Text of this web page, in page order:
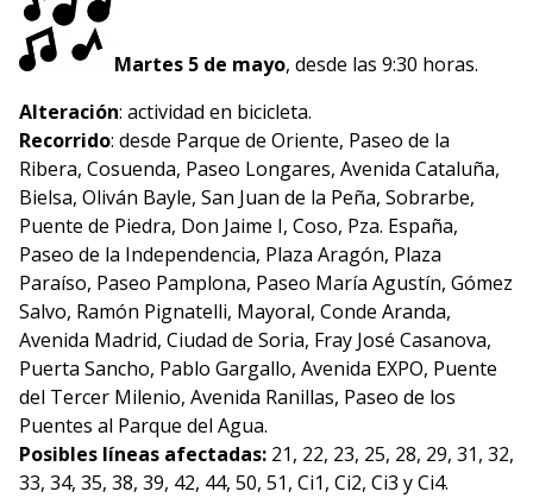
Martes 5 de mayo, desde las 9:30 horas.
Alteración: actividad en bicicleta.
Recorrido: desde Parque de Oriente, Paseo de la
Ribera, Cosuenda, Paseo Longares, Avenida Cataluña,
Bielsa, Oliván Bayle, San Juan de la Peña, Sobrarbe,
Puente de Piedra, Don Jaime I, Coso, Pza. España,
Paseo de la Independencia, Plaza Aragón, Plaza
Paraíso, Paseo Pamplona, Paseo María Agustín, Gómez
Salvo, Ramón Pignatelli, Mayoral, Conde Aranda,
Avenida Madrid, Ciudad de Soria, Fray José Casanova,
Puerta Sancho, Pablo Gargallo, Avenida EXPO, Puente
del Tercer Milenio, Avenida Ranillas, Paseo de los
Puentes al Parque del Agua.
Posibles líneas afectadas: 21, 22, 23, 25, 28, 29, 31, 32,
33, 34, 35, 38, 39, 42, 44, 50, 51, Ci1, Ci2, Ci3 y Ci4.